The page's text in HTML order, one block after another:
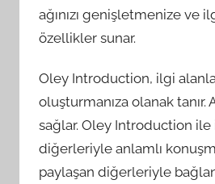
ağınızı genişletmenize ve
özellikler sunar.
Oley Introduction, ilgi
oluşturmanıza olanak tanır.
sağlar. Oley Introduction ile
diğerleriyle anlamlı
paylaşan diğerleriyle